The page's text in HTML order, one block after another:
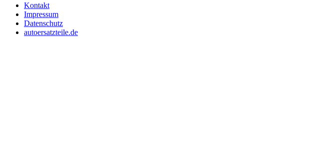
Kontakt
Impressum
Datenschutz
autoersatzteile.de